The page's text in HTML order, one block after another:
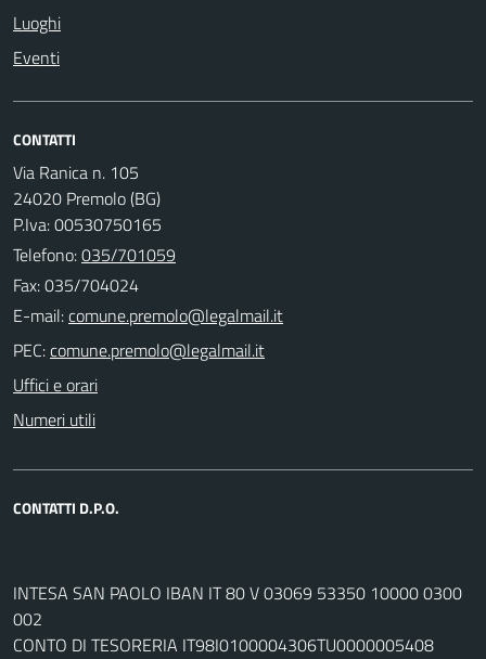
Luoghi
Eventi
CONTATTI
Via Ranica n. 105
24020 Premolo (BG)
P.Iva: 00530750165
Telefono:035/701059
Fax: 035/704024
E-mail:
PEC:
Uffici e orari
Numeri utili
CONTATTI D.P.O.
INTESA SAN PAOLO IBAN IT 80 V 03069 53350 10000 0300
002
CONTO DI TESORERIA IT98I0100004306TU0000005408